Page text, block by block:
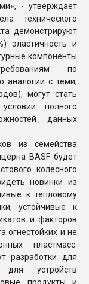
- утверждает
технического
демонстрируют
эластичность и
компоненты
по
аналогии с теми,
могут стать
полного
данных
из семейства
BASF будет
колёсного
новинки из
к тепловому
устойчивые к
и факторов
огнестойких и не
пластмасс.
разработки для
для устройств
продукты и